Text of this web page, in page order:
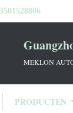
MEKLON
PRODUCTEN